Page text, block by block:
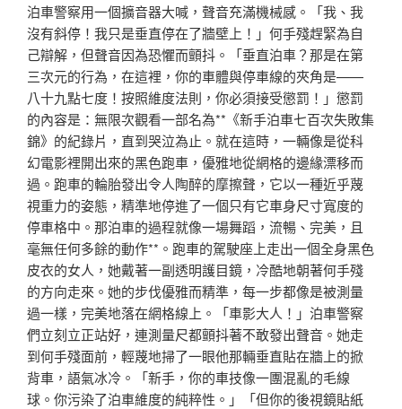
泊車警察用一個擴音器大喊，聲音充滿機械感。「我、我
沒有斜停！我只是垂直停在了牆壁上！」何手殘趕緊為自
己辯解，但聲音因為恐懼而顫抖。「垂直泊車？那是在第
三次元的行為，在這裡，你的車體與停車線的夾角是——
八十九點七度！按照維度法則，你必須接受懲罰！」懲罰
的內容是：無限次觀看一部名為**《新手泊車七百次失敗集
錦》的紀錄片，直到哭泣為止。就在這時，一輛像是從科
幻電影裡開出來的黑色跑車，優雅地從網格的邊緣漂移而
過。跑車的輪胎發出令人陶醉的摩擦聲，它以一種近乎蔑
視重力的姿態，精準地停進了一個只有它車身尺寸寬度的
停車格中。那泊車的過程就像一場舞蹈，流暢、完美，且
毫無任何多餘的動作**。跑車的駕駛座上走出一個全身黑色
皮衣的女人，她戴著一副透明護目鏡，冷酷地朝著何手殘
的方向走來。她的步伐優雅而精準，每一步都像是被測量
過一樣，完美地落在網格線上。「車影大人！」泊車警察
們立刻立正站好，連測量尺都顫抖著不敢發出聲音。她走
到何手殘面前，輕蔑地掃了一眼他那輛垂直貼在牆上的掀
背車，語氣冰冷。「新手，你的車技像一團混亂的毛線
球。你污染了泊車維度的純粹性。」「但你的後視鏡貼紙